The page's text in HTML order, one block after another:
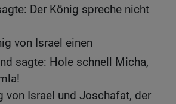
Der König spreche nicht
von Israel einen
sagte: Hole schnell Micha,
von Israel und Joschafat, der